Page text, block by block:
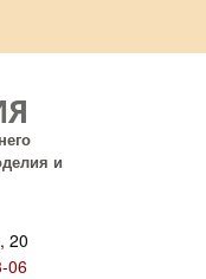
и
20
06